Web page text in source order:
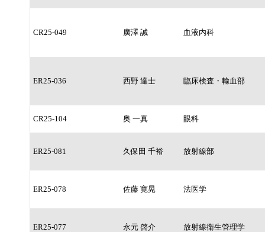
CR25-049 廣澤 誠 血液内科
ER25-036 西野 達士 臨床検査・輸血部
CR25-104 奥 一真 眼科
ER25-081 久保田 千裕 放射線部
ER25-078 佐藤 寛晃 法医学
ER25-077 永元 啓介 放射線衛生管理学